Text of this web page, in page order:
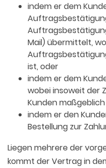
indem er dem
Mail) übermittelt,
ist, oder
indem er dem
wobei insoweit der
Kunden
indem er den
Bestellung zur
Liegen mehrere der
kommt der Vertrag in